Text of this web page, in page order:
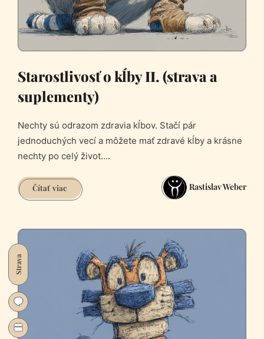
Starostlivosť o kĺby II. (strava a
suplementy)
Nechty sú odrazom zdravia kĺbov. Stačí pár
jednoduchých vecí a môžete mať zdravé kĺby a krásne
nechty po celý život....
Čítať viacStarostlivosť
o
II.
suplementy)
Rastislav Weber
Strava